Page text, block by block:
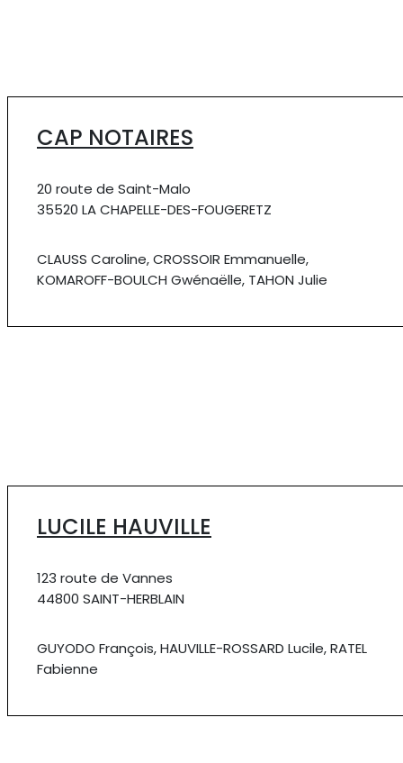
CAP NOTAIRES
20 route de Saint-Malo
35520 LA CHAPELLE-DES-FOUGERETZ
CLAUSS Caroline, CROSSOIR Emmanuelle,
KOMAROFF-BOULCH Gwénaëlle, TAHON Julie
LUCILE HAUVILLE
123 route de Vannes
44800 SAINT-HERBLAIN
GUYODO François, HAUVILLE-ROSSARD Lucile, RATEL
Fabienne